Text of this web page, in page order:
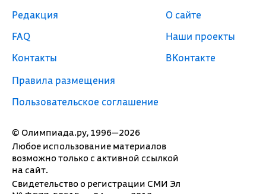
© Олимпиада.ру, 1996—2026
Любое использование материалов
возможно только с активной ссылкой
на сайт.
Свидетельство о регистрации СМИ Эл
Редакция
FAQ
Контакты
Правила размещения
Пользовательское соглашение
О сайте
Наши проекты
ВКонтакте